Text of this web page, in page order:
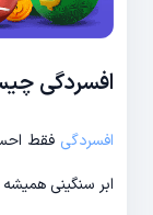
افسردگی
افسردگی فقط
ابر سنگینی